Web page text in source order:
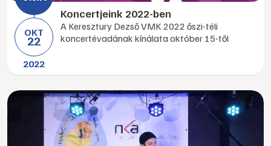
OKT
22
2022
Koncertjeink 2022-ben
A Keresztury Dezső VMK 2022 őszi-téli
koncertévadának kínálata október 15-től